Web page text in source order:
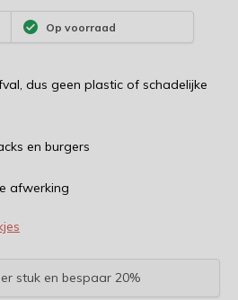
Op voorraad
dus geen plastic of schadelijke
en burgers
afwerking
stuk en bespaar 20%